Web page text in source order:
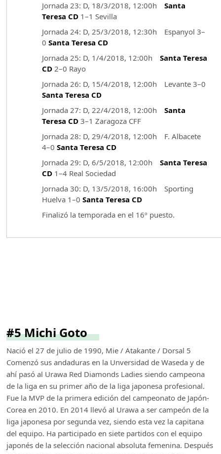
Jornada 23: D, 18/3/2018, 12:00h Santa
Teresa CD1–1 Sevilla
Jornada 24: D, 25/3/2018, 12:30h Espanyol 3–
0 Santa Teresa CD
Jornada 25: D, 1/4/2018, 12:00h Santa Teresa
CD2–0 Rayo
Jornada 26: D, 15/4/2018, 12:00h Levante 3–0
Santa Teresa CD
Jornada 27: D, 22/4/2018, 12:00h Santa
Teresa CD3–1 Zaragoza CFF
Jornada 28: D, 29/4/2018, 12:00h F. Albacete
4–0 Santa Teresa CD
Jornada 29: D, 6/5/2018, 12:00h Santa Teresa
CD1–4 Real Sociedad
Jornada 30: D, 13/5/2018, 16:00h Sporting
Huelva 1–0 Santa Teresa CD
Finalizó la temporada en el 16º puesto.
#5 Michi Goto
Nació el 27 de julio de 1990, Mie / Atakante / Dorsal 5
Comenzó sus andaduras en la Unversidad de Waseda y de
ahí pasó al Urawa Red Diamonds Ladies siendo campeona
de la liga en su primer año de la liga japonesa profesional.
Fue la MVP de la primera edición del campeonato de Japón-
Corea en 2010. En 2014 llevó al Urawa a ser campeón de la
liga japonesa por segunda vez, siendo esta vez la capitana
del equipo. Ha participado en siete partidos con el equipo
japonés de la selección nacional absoluta femenina. Después